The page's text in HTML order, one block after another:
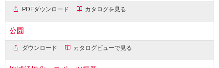
PDFダウンロード カタログを見る
公園
ダウンロード カタログビューで見る